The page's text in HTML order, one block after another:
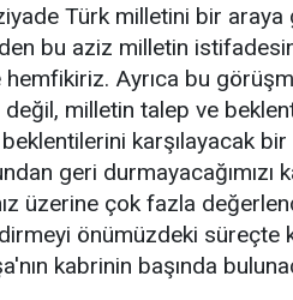
Türk milletini bir
bu aziz milletin
Ayrıca bu
değil, milletin talep ve
karşılayacak
geri durmayacağımızı
üzerine çok fazla
önümüzdeki süreçte
kabrinin başında